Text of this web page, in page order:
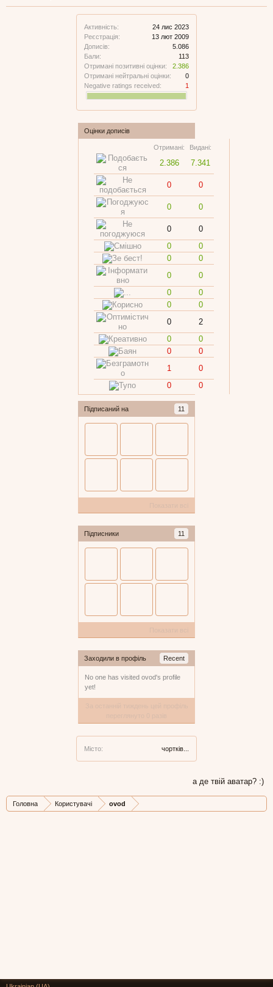
Активність:
24 лис 2023
Реєстрація:
13 лют 2009
Дописів:
5.086
Бали:
113
Отримані позитивні оцінки:
2.386
Отримані нейтральні оцінки:
0
Negative ratings received:
1
Оцінки дописів
Отримані: Видані:
2.386 7.341
0 0
0 0
0
0
0
0
0
0
0
0
0
0
0
0
0
2
0
0
0
0
1
0
0
0
Підписаний на 11
Підписники 11
Заходили в профіль Recent
No one has visited ovod's profile
yet!
Місто: чортків...
а де твій аватар? :)
Головна Користувачі ovod